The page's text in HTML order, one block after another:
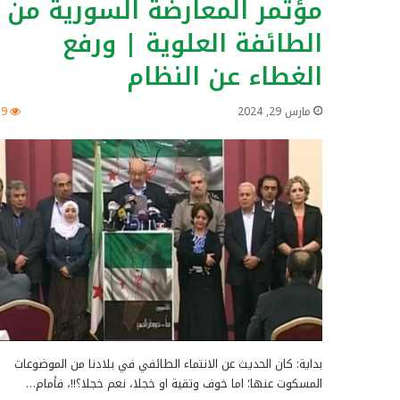
مؤتمر المعارضة السورية من
الطائفة العلوية | ورفع
الغطاء عن النظام
مارس 29, 2024
بداية: كان الحديث عن الانتماء الطائفي في بلادنا من الموضوعات
المسكوت عنها؛ اما خوف وتقية او خجلا، نعم خجلا؟!!، فأمام…